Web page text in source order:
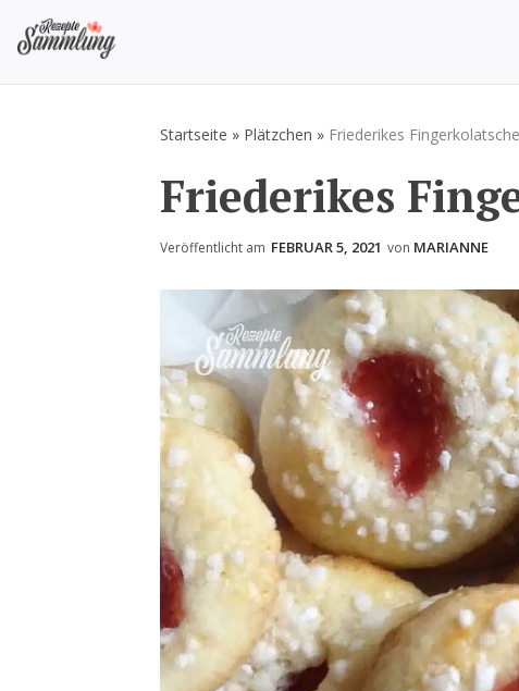
Inhalt
Startseite » Plätzchen » Friederikes
Friederikes
Veröffentlicht am FEBRUAR 5, 2021 von MARIANNE